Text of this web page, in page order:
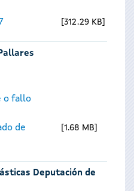
312.29 KB
o fallo
de
1.68 MB
Deputación de